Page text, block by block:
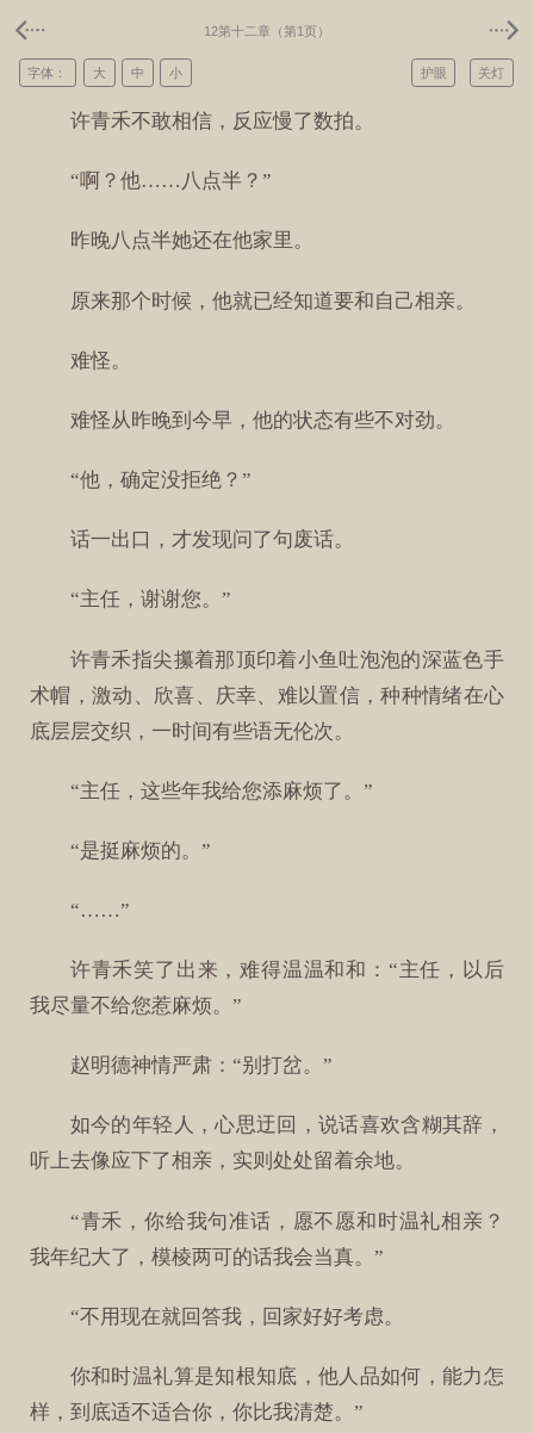
12第十二章（第1页）
关灯
护眼
字体： 大 中 小
许青禾不敢相信，反应慢了数拍。
“啊？他……八点半？”
昨晚八点半她还在他家里。
原来那个时候，他就已经知道要和自己相亲。
难怪。
难怪从昨晚到今早，他的状态有些不对劲。
“他，确定没拒绝？”
话一出口，才发现问了句废话。
“主任，谢谢您。”
许青禾指尖攥着那顶印着小鱼吐泡泡的深蓝色手
术帽，激动、欣喜、庆幸、难以置信，种种情绪在心
底层层交织，一时间有些语无伦次。
“主任，这些年我给您添麻烦了。”
“是挺麻烦的。”
“……”
许青禾笑了出来，难得温温和和：“主任，以后
我尽量不给您惹麻烦。”
赵明德神情严肃：“别打岔。”
如今的年轻人，心思迂回，说话喜欢含糊其辞，
听上去像应下了相亲，实则处处留着余地。
“青禾，你给我句准话，愿不愿和时温礼相亲？
我年纪大了，模棱两可的话我会当真。”
“不用现在就回答我，回家好好考虑。
你和时温礼算是知根知底，他人品如何，能力怎
样，到底适不适合你，你比我清楚。”